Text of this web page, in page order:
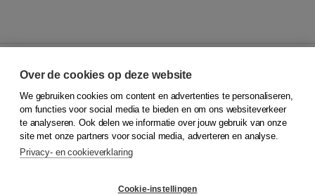
© 2026Koninklijke Boom uitgevers
Klantenservice
Service & informatie
Contact
Over de cookies op deze website
We gebruiken cookies om content en advertenties te personaliseren,
om functies voor social media te bieden en om ons websiteverkeer
te analyseren. Ook delen we informatie over jouw gebruik van onze
site met onze partners voor social media, adverteren en analyse.
Privacy- en cookieverklaring
Cookie-instellingen